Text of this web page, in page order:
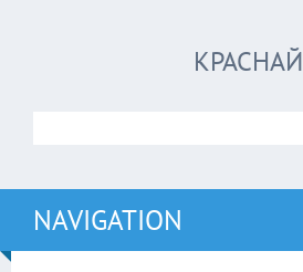
КРАСНАЙ
NAVIGATION